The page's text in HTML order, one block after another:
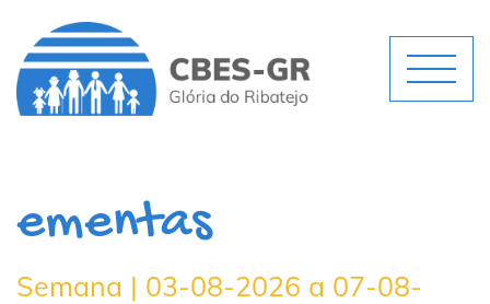
ementas
Semana | 03-08-2026 a 07-08-